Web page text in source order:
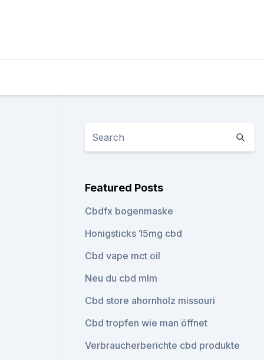
Featured Posts
Cbdfx bogenmaske
Honigsticks 15mg cbd
Cbd vape mct oil
Neu du cbd mlm
Cbd store ahornholz missouri
Cbd tropfen wie man öffnet
Verbraucherberichte cbd produkte